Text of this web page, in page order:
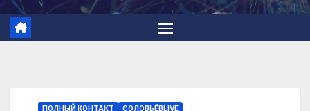
ПОЛНЫЙ КОНТАКТ СОЛОВЬЁВLIVE